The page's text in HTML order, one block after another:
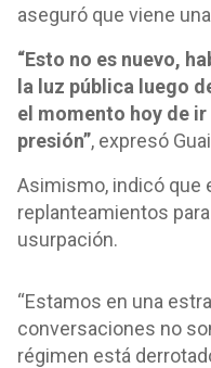
aseguró que viene
“Esto no es nuevo,
la luz pública luego
el momento hoy de
presión”, expresó
Asimismo, indicó que
replanteamientos
usurpación.
“Estamos en una
conversaciones no
régimen está